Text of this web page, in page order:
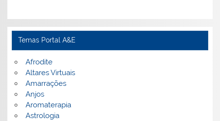
Temas Portal A&E
Afrodite
Altares Virtuais
Amarrações
Anjos
Aromaterapia
Astrologia